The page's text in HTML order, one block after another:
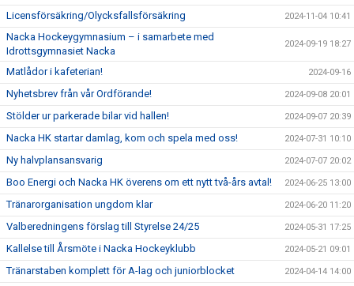
Licensförsäkring/Olycksfallsförsäkring 2024-11-04 10:41
Nacka Hockeygymnasium – i samarbete med
Idrottsgymnasiet Nacka
2024-09-19 18:27
Matlådor i kafeterian! 2024-09-16
Nyhetsbrev från vår Ordförande! 2024-09-08 20:01
Stölder ur parkerade bilar vid hallen! 2024-09-07 20:39
Nacka HK startar damlag, kom och spela med oss! 2024-07-31 10:10
Ny halvplansansvarig 2024-07-07 20:02
Boo Energi och Nacka HK överens om ett nytt två-års avtal! 2024-06-25 13:00
Tränarorganisation ungdom klar 2024-06-20 11:20
Valberedningens förslag till Styrelse 24/25 2024-05-31 17:25
Kallelse till Årsmöte i Nacka Hockeyklubb 2024-05-21 09:01
Tränarstaben komplett för A-lag och juniorblocket 2024-04-14 14:00